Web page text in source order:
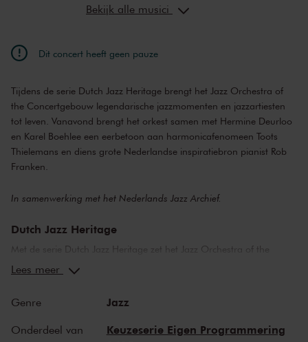
Philip Huffpresentatie
Bekijk alle musici
Dit concert heeft geen pauze
Tijdens de serie Dutch Jazz Heritage brengt het Jazz Orchestra of
the Concertgebouw legendarische jazzmomenten en jazzartiesten
tot leven. Vanavond brengt het orkest samen met Hermine Deurloo
en Karel Boehlee een eerbetoon aan harmonicafenomeen Toots
Thielemans en diens grote Nederlandse inspiratiebron pianist Rob
Franken.
In samenwerking met het Nederlands Jazz Archief.
Dutch Jazz Heritage
Met de serie Dutch Jazz Heritage zet het Jazz Orchestra of the
Concertgebouw samen met het Nederlands Jazz Archief de
mondharmonicalegende Toots Thielemans en zijn samenwerking
met Fender Rhodes-pionier Rob Franken.
Lees meer
Genre Jazz
Onderdeel van
Keuzeserie Eigen Programmering